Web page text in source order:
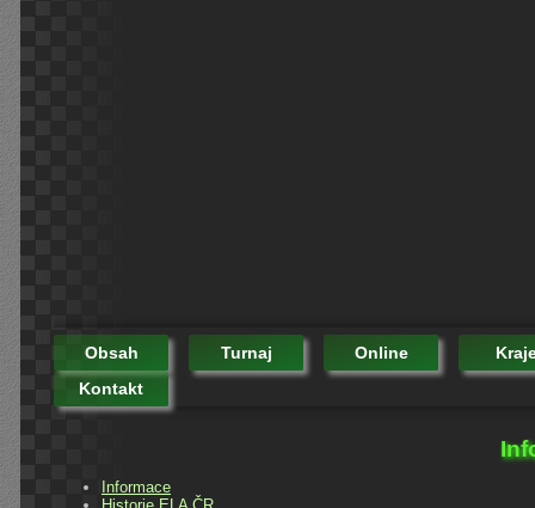
Obsah Turnaj Online
Kontakt
Informace